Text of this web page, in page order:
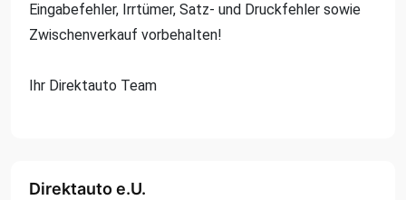
Eingabefehler, Irrtümer, Satz- und Druckfehler sowie
Zwischenverkauf vorbehalten!
Ihr Direktauto Team
Direktauto e.U.